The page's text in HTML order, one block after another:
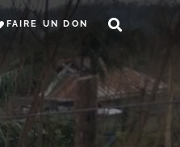
FAIRE UN DON